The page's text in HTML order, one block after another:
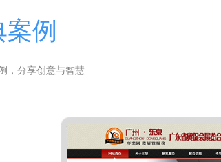
例
，分享创意与智慧